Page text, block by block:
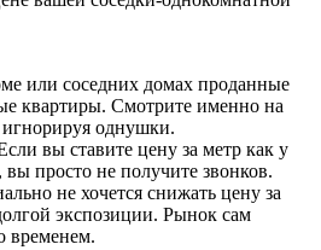
или соседних домах проданные
квартиры. Смотрите именно на
однушки.
вы ставите цену за метр как у
просто не получите звонков.
не хочется снижать цену за
экспозиции. Рынок сам
временем.